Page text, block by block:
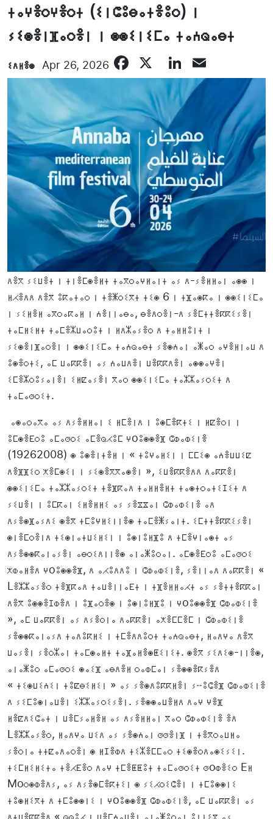
ⵜⴰⵖⴻⵔⵖⴻⵔⵜ (ⵉⵏⵛⵓⴱⴰⵜⴻⵓⵔ) ⵏ
ⵢⵉⵙⴻⵏⴼⴰⵔⴻⵏ ⵏ ⵙⵙⵉⵏⵉⵎⴰ ⵜⴰⵄⵕⴰⴱⵜ
ⵉⴷⵍⴻⵙ Apr 26, 2026 FacebookLinkedIn
ⴷⴻⴳ ⵢⵉⵡⴻⵜ ⵏ ⵜⵏⴻⵎⵙⴻⵍⵜ ⵜⴰⴳⵔⴰⵖⵍⴰⵏⵜ ⴰⵢ ⴷ-ⵢⴻⵍⵍⴰⵏ ⴰⵙⵙ ⵏ
ⵍⵃⴻⴷⴷ ⴷⴻⴳ ⵓⴽⴰⵜⴰⵔ ⵏ ⵜⴻⵥⵔⵉⴳⵜ ⵜⵉⵙ 6 ⵏ ⵜⴼⴰⵙⴽⴰ ⵏ ⵙⵙⵉⵏⵉⵎⴰ
ⵏ ⵢⵉⵍⴻⵍ ⴰⴳⵔⴰⴽⴰⵍ ⵏ ⵄⴻⵏⵏⴰⴱⴰ, ⴱⴻⴷⵔⴻⵏ-ⴷ ⵢⴻⵎⵜⵜⴻⴽⴽⵉⵢⴻⵏ
ⵜⴰⵎⵍⵉⵍⵜ ⵜⴰⵎⴻⵣⵡⴰⵔⵓⵜ ⵏ ⵍⴷⵣⴰⵢⴻⵔ ⴷ ⵜⴰⵍⵍⵓⵏⵜ ⵏ
ⵢⵉⵙⴻⵏⴼⴰⵔⴻⵏ ⵏ ⵙⵙⵉⵏⵉⵎⴰ ⵜⴰⵄⵕⴰⴱⵜ ⵢⴻⵙⵄⴰⵏ ⴰⵥⴰⵔ ⴰⵖⴻⵍⵏⴰⵡ ⴷ
ⵓⵙⴻⵔⵜⵉ, ⴰⵎ ⵡⴰⴽⴽⴻⵏ ⴰⵢ ⵄⴰⵡⴷⴻⵏ ⵡⴻⴽⴽⴷⴻⵏ ⴰⵙⵙⴰⵖⴻⵏ
ⵉⵎⴻⵣⵔⵓⵢⴰⵏⴻⵏ ⵉⵍⵇⴰⵢⴻⵏ ⴳⴰⵔ ⵙⵙⵉⵏⵉⵎⴰ ⵜⴰⵣⵣⴰⵢⵔⵉⵜ ⴷ
ⵜⴰⵎⴰⵚⵔⵉⵜ.
ⴰⵙⴰⵔⴰⴳⴰ ⴰⵢ ⴷⵢⴻⵍⵍⴰⵏ ⵉ ⵍⵎⴻⵏⴷ ⵏ ⵓⵙⵎⴻⴽⵜⵉ ⵏ ⵍⵇⴻⵔⵏ ⵏ
ⵓⵎⵙⴻⴹⵔⵓ ⴰⵎⴰⵚⵔⵉ ⴰⵎⴻⵕⵃⵓⵎ ⵖoⵓⵙⵙⴻⴼ ⵛⵀⴰⵀⵉⵏⴻ
(19262008) ⵙ ⵓⵙⴻⵏⵜⴻⵍ ⵏ « ⵜⵓⵖⴰⵍⵉⵏ ⵏ ⵎⵎⵉⵙ ⴰⵄⴻⵡⵡⵉⵇ
ⴷⴻⴼⴼⵉⵔ ⵅⴻⵎⵙⵉⵏ ⵏ ⵢⵉⵙⴻⴳⴳⴰⵙⴻⵏ », ⵉⵡⴻⴽⴽⴻⴷⴷ ⴷⴰⴽⴽⴻⵏ
ⵙⵙⵉⵏⵉⵎⴰ ⵜⴰⵣⵣⴰⵢⵔⵉⵜ ⵜⴻⴼⴽⴰⴷ ⵜⴰⵍⵍⴻⵍⵜ ⵜⴰⵙⵜⵔⴰⵜⵉⵊⵉⵜ ⴷ
ⵢⵉⵡⴻⵏ ⵏ ⵓⵎⴽⴰⵏ ⵉⵍⴻⵍⵍⵉ ⴰⵢ ⵢⴻⴵⴵⴰⵏ ⵛⵀⴰⵀⵉⵏⴻ ⴰⴷ
ⴷⵢⴻⵙⴼⴰⵢⴷⵉ ⵙⴻⴳ ⵜⵎⵓⵖⵍⵉⵏⵏⴻⵙ ⵜⴰⵎⴻⵥⵢⴰⵏⵜ. ⵉⵎⵜⵜⴻⴽⴽⵉⵢⴻⵏ
ⵙⵏⴻⵎⵔⴻⵏⴷ ⵜⵉⵙⵏⴰⵜⵡⵉⵍⵉⵏ ⵏ ⵓⵙⵏⵓⵍⴼⵓ ⴷ ⵜⵎⴻⵖⵏⴰⵙⵜ ⴰⵢ
ⴷⵢⴻⵙⵙⴽⴰⵏⴰⵢⴻⵏ ⴰⴱⵔⵉⴷⵏⵏⴻⵙ ⴰⵏⴰⵥⵓⵔⴰⵏ. ⴰⵎⵙⴻⴹⵔⵓ ⴰⵎⴰⵚⵔⵉ
ⵅⵀⴰⵍⴻⴷ ⵖoⵓⵙⵙⴻⴼ, ⴷ ⴰⵃⵓⴷⴷⵓ ⵏ ⵛⵀⴰⵀⵉⵏⴻ, ⵢⴻⵏⵏⴰⴷ ⴷⴰⴽⴽⴻⵏ «
Lⴻⵣⵣⴰⵢⴻⵔ ⵜⴻⴼⴽⴰⴷ ⵜⴰⵡⴻⵏⵏⴰⴹⵜ ⵏ ⵜⴼⴻⵍⵍⴰⵃⵜ ⴰⵢ ⵢⴻⵜⵜⴻⴽⴽⴰⵏ
ⴷⴻⴳ ⵓⵙⵙⴻⵊⵀⴻⴷ ⵏ ⵓⴼⴰⵔⴻⵙ ⵏ ⵓⵙⵏⵓⵍⴼⵓ ⵏ ⵖoⵓⵙⵙⴻⴼ ⵛⵀⴰⵀⵉⵏⴻ
», ⴰⵎ ⵡⴰⴽⴽⴻⵏ ⴰⵢ ⴷⵢⴻⵔⵏⴰ ⴷⴰⴽⴽⴻⵏ ⴰⵅⴻⵎⵎⴻⵎ ⵏ ⵛⵀⴰⵀⵉⵏⴻ
ⵢⴻⵙⵙⴽⴰⵏⴰⵢⴷ ⵜⴰⴷⵓⴽⵍⵉ ⵏ ⵜⵎⴻⴷⴷⵓⵔⵜ ⵜⴰⵄⵕⴰⴱⵜ, ⵍⴰⴷⵖⴰ ⴷⴻⴳ
ⵡⴰⵢⴻⵏ ⵢⴻⵔⵣⴰⵏ ⵜⴰⵎⵙⴰⵍⵜ ⵜⴰⴼⴰⵍⴻⵙⵟⵉⵏⵉⵜ. ⵙⴻⴳ ⵢⵉⴷⵉⵙ-ⵏⵏⴻⵙ,
ⴰⵏⴰⵥⵓⵔ ⴰⵎⴰⵚⵔⵉ ⵙⴰⵉⴼ ⴰⴱⴷⴻⵍ ⵔⴰⵀⵎⴰⵏ ⵢⴻⵙⵙⴻⴽⵢⴻⴷ
« ⵜⵉⵙⵡⵉⵄⵉⵏ ⵜⵓⵇⴱⵉⵍⵉⵏ » ⴰⵢ ⵢⴻⵙⴷⵓⴽⴽⵍⴻⵏ ⵢⵧⵓⵛⴻⴼ ⵛⵀⴰⵀⵉⵏⴻ
ⴷ ⵢⵉⵎⵓⵙⵏⴰⵡⴻⵏ ⵉⵣⵣⴰⵢⵔⵉⵢⴻⵏ. ⵢⴻⵙⵙⴰⵡⴻⵍⴷ ⴷⴰⵖ ⵖⴻⴼ
ⵍⴻⵇⴷⵉⵛⴰⵜ ⵏ ⵡⴻⵎⵢⴰⵍⴻⵍ ⴰⵢ ⴷⵢⴻⵍⵍⴰⵏ ⴳⴰⵔ ⵛⵀⴰⵀⵉⵏⴻ ⴻⴷ
Lⴻⵣⵣⴰⵢⴻⵔ, ⵍⴰⴷⵖⴰ ⵡⵉⴷ ⴰⵢ ⵢⴻⵙⵄⴰⵏ ⵚⵚⴻⵏⴼ ⵏ ⵜⴻⴳⵔⴰⵡⵍⴰ
ⵢⴻⵔⵏⴰ ⵜⵜⵇⴰⴷⴰⵔⴻⵏ ⵙ ⵍⵊⴻⵀⴷ ⵜⵉⵣⴻⵎⵎⴰⵔ ⵜⵉⵙⴻⵔⴷⴰⵙⵉⵢⵉⵏ.
ⵜⵉⵎⵍⵉⵍⵉⵜⴰ ⵜⴻⵃⴹⴻⵔ ⴷⴰⵖ ⵜⵎⴻⵟⵟⵓⵜ ⵜⴰⵎⴰⵚⵔⵉⵜ ⵚoⵀⴻⵉⵔ Eⵍ
Moⵔⵙⵀⴻⴷⵢ, ⴰⵢ ⴷⵢⴻⵙⵎⴻⴽⵜⵉⵏ ⵙ ⵢⵉⵃⵔⵉⵛⴻⵏ ⵏ ⵜⵎⵓⵙⵙⵏⵉ
ⵜⵓⵙⵍⵉⴳⵜ ⴷ ⵜⵎⵓⵙⵙⵏⵉ ⵏ ⵖoⵓⵙⵙⴻⴼ ⵛⵀⴰⵀⵉⵏⴻ, ⴰⵎ ⵡⴰⴽⴽⴻⵏ ⴰⵢ
ⴷⵜⵡⴻⴽⴽⴻⴷ « ⵕⵕⵓⵃ ⵏ ⵡⴻⵎⵄⴰⵡⴻⵏ ⴰⵏⴰⵥⵓⵔⴰⵏ ⵓⵏⵏⵉⴳ ⴰⵢ